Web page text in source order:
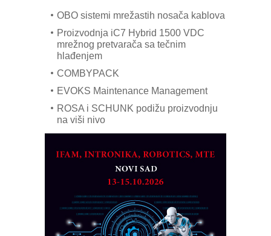
OBO sistemi mrežastih nosača kablova
Proizvodnja iC7 Hybrid 1500 VDC
mrežnog pretvarača sa tečnim
hlađenjem
COMBYPACK
EVOKS Maintenance Management
ROSA i SCHUNK podižu proizvodnju
na viši nivo
MAREX - Lim i mašine za savremena
Marcom-plast d.o.o.- vaš pouzdan
partner
CTO - Prilagodite svoju toplinsku
obradu!